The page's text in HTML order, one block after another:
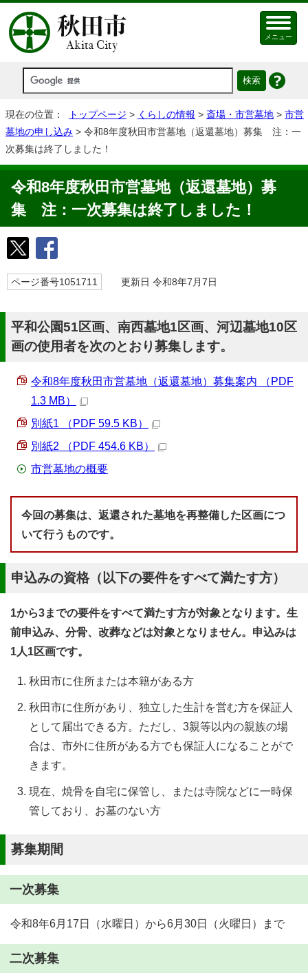
メニュー
現在の位置： トップページ > くらしの情報 > 斎場・市営墓地 > 市営
墓地の申し込み > 令和8年度秋田市営墓地（返還墓地）募集 注：一
次募集は終了しました！
令和8年度秋田市営墓地（返還墓地）募
集 注：一次募集は終了しました！
ページ番号1051711 更新日 令和8年7月7日
平和公園51区画、南西墓地1区画、河辺墓地10区
画の使用者を次のとおり募集します。
令和8年度秋田市営墓地（返還墓地）募集案内 （PDF
1.3 MB）
別紙1 （PDF 59.5 KB）
別紙2 （PDF 454.6 KB）
市営墓地の概要
今回の募集は、返還された墓地を再整備した区画につ
いて行うものです。
申込みの資格（以下の要件をすべて満たす方）
1から3までの要件をすべて満たす方が対象となります。生
前申込み、分骨、改葬などは対象となりません。申込みは
1人1区画です。
秋田市に住所または本籍がある方
秋田市に住所があり、独立した生計を営む方を保証人
として届出できる方。ただし、3親等以内の親族の場
合は、市外に住所がある方でも保証人になることがで
きます。
現在、焼骨を自宅に保管し、または寺院などに一時保
管しており、お墓のない方
募集期間
一次募集
令和8年6月17日（水曜日）から6月30日（火曜日）まで
二次募集